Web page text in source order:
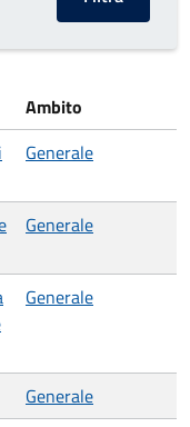
Ambito
Generale
Generale
Generale
Generale